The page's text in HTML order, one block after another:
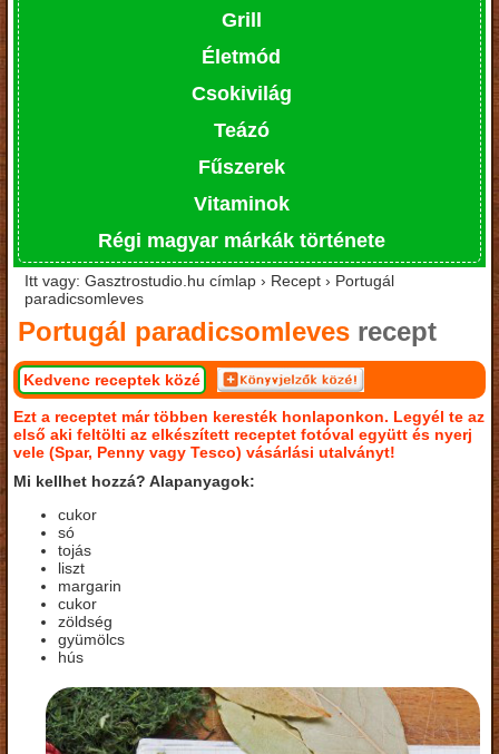
Grill
Életmód
Csokivilág
Teázó
Fűszerek
Vitaminok
Régi magyar márkák története
Itt vagy: Gasztrostudio.hu címlap › Recept › Portugál
paradicsomleves
Portugál paradicsomleves recept
Kedvenc receptek közé
Ezt a receptet már többen keresték honlaponkon. Legyél te az
első aki feltölti az elkészített receptet fotóval együtt és nyerj
vele (Spar, Penny vagy Tesco) vásárlási utalványt!
Mi kellhet hozzá? Alapanyagok:
cukor
só
tojás
liszt
margarin
cukor
zöldség
gyümölcs
hús